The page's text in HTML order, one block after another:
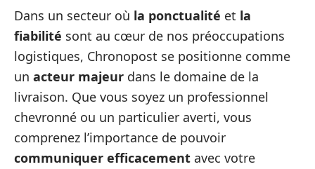
Dans un secteur où la ponctualité et la
fiabilité sont au cœur de nos préoccupations
logistiques, Chronopost se positionne comme
un acteur majeur dans le domaine de la
livraison. Que vous soyez un professionnel
chevronné ou un particulier averti, vous
comprenez l’importance de pouvoir
communiquer efficacement avec votre